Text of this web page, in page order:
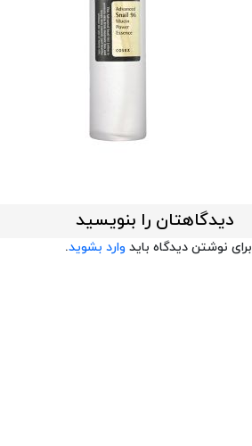
دیدگاهتان را بنویسید
برای نوشتن دیدگاه باید وارد بشوید.